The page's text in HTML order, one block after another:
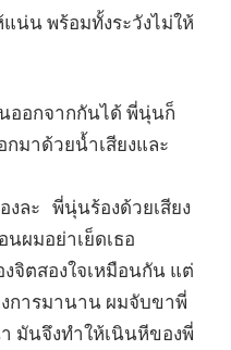
น่น พร้อมทั้งระวังไม่ให้
ออกจากกันได้ พี่นุ่นก็
มาด้วยน้ำเสียงและ
งละ พี่นุ่นร้องด้วยเสียง
นผมอย่าเย็ดเธอ
จิตสองใจเหมือนกัน แต่
การมานาน ผมจับขาพี่
มันจึงทำให้เนินหีของพี่